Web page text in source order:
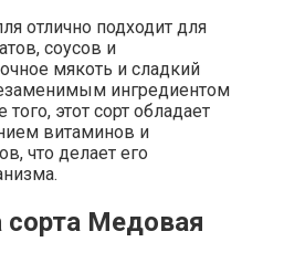
отлично подходит для
соусов и
мякоть и сладкий
ингредиентом
этот сорт обладает
витаминов и
что делает его
сорта Медовая